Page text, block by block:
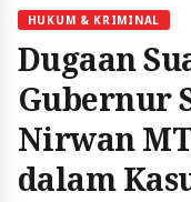
HUKUM & KRIMINAL
Dugaan
Gubernur
Nirwan
dalam